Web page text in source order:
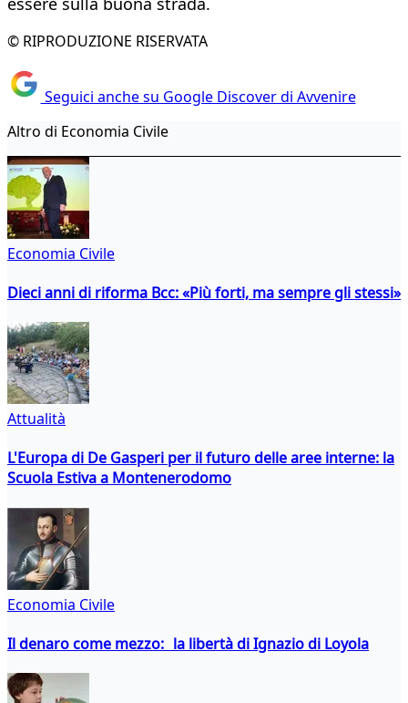
© RIPRODUZIONE RISERVATA
Seguici anche su Google Discover di Avvenire
Altro di Economia Civile
Economia Civile
Dieci anni di riforma Bcc: «Più forti, ma sempre gli stessi»
Attualità
L'Europa di De Gasperi per il futuro delle aree interne: la
Scuola Estiva a Montenerodomo
Economia Civile
Il denaro come mezzo: la libertà di Ignazio di Loyola